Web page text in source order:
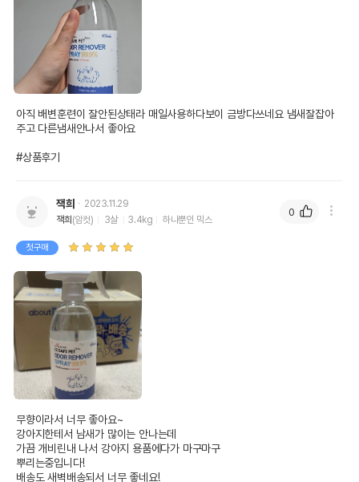
아직 배변훈련이 잘안된상태라 매일사용하다보이 금방다쓰네요 냄새잘잡아
주고 다른냄새안나서 좋아요
#상품후기
잭희
2023.11.29
잭희 (암컷) 3살 3.4kg 하나뿐인 믹스
첫구매
무향이라서 너무 좋아요~
강아지한테서 남새가 많이는 안나는데
가끔 개비린내 나서 강아지 용품에다가 마구마구
뿌리는중입니다!
배송도 새벽배송되서 너무 좋네요!
0